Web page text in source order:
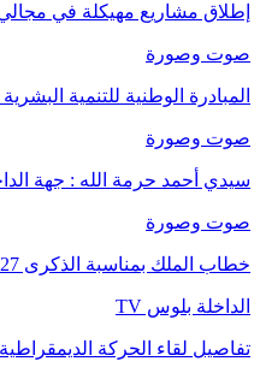
إطلاق مشاريع مهيكلة في مجالي
صوت وصورة
المبادرة الوطنية للتنمية
صوت وصورة
سيدي أحمد حرمة الله : جهة
صوت وصورة
خطاب الملك بمناسبة الذكرى 27 لعيد العرش.
الداخلة بلوس TV
تفاصيل لقاء الحركة